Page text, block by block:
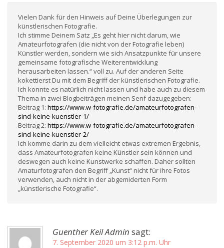
Vielen Dank für den Hinweis auf Deine Überlegungen zur
künstlerischen Fotografie.
Ich stimme Deinem Satz „Es geht hier nicht darum, wie
Amateurfotografen (die nicht von der Fotografie leben)
Künstler werden, sondern wie sich Ansatzpunkte für unsere
gemeinsame fotografische Weiterentwicklung
herausarbeiten lassen.“ voll zu. Auf der anderen Seite
kokettierst Du mit dem Begriff der künstlerischen Fotografie.
Ich konnte es natürlich nicht lassen und habe auch zu diesem
Thema in zwei Blogbeiträgen meinen Senf dazugegeben:
Beitrag 1: https://www.w-fotografie.de/amateurfotografen-
sind-keine-kuenstler-1/
Beitrag 2: https://www.w-fotografie.de/amateurfotografen-
sind-keine-kuenstler-2/
Ich komme darin zu dem vielleicht etwas extremen Ergebnis,
dass Amateurfotografen keine Künstler sein können und
deswegen auch keine Kunstwerke schaffen. Daher sollten
Amaturfotografen den Begriff „Kunst“ nicht für ihre Fotos
verwenden, auch nicht in der abgemiderten Form
„künstlerische Fotografie“.
Guenther Keil Admin sagt:
7. September 2020 um 3:12 p.m. Uhr